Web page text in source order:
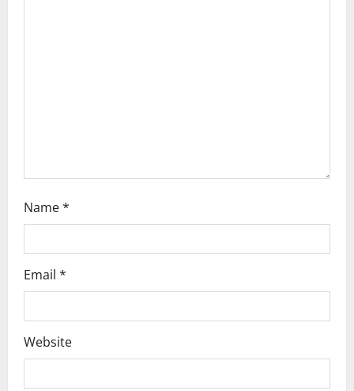
Name*
Email *
Website